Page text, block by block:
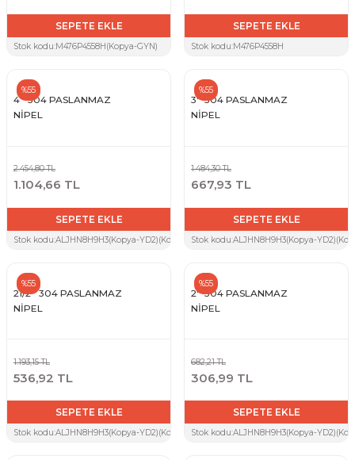
SEPETE EKLE
Stok kodu:M476P4558H(Kopya-GYN)
SEPETE EKLE
Stok kodu:M476P4558H
4'' 304 PASLANMAZ
NİPEL
%55
2.454,80 TL
1.104,66 TL
SEPETE EKLE
Stok kodu:ALJHN8H9H3(Kopya-YD2)(Kopya-A3V)(Kopya-5X6)(Kopya-BSL)(Kopya-
3'' 304 PASLANMAZ
NİPEL
%55
1.484,30 TL
667,93 TL
SEPETE EKLE
Stok kodu:ALJHN8H9H3(Kopya-
21/2'' 304 PASLANMAZ
NİPEL
%55
1.193,15 TL
536,92 TL
SEPETE EKLE
Stok kodu:ALJHN8H9H3(Kopya-YD2)(Kopya-A3V)(Kopya-5X6)(Kopya-BSL)(Kopya-
2'' 304 PASLANMAZ
NİPEL
%55
682,21 TL
306,99 TL
SEPETE EKLE
Stok kodu:ALJHN8H9H3(Kopya-